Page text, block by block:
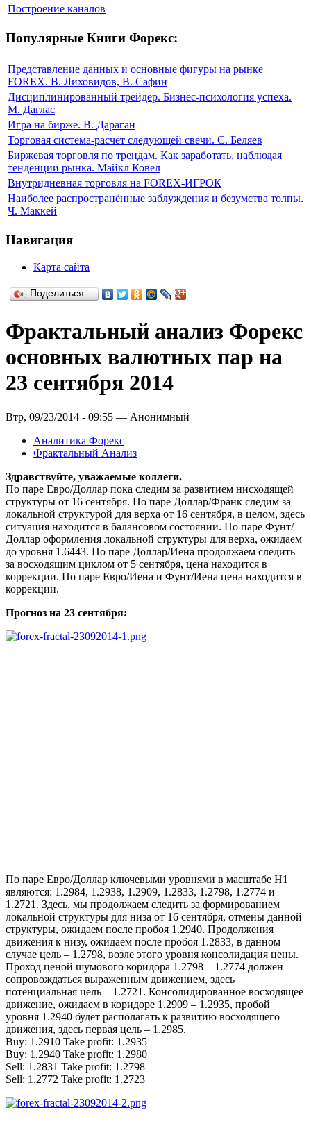
Построение каналов
Популярные Книги Форекс:
Представление данных и основные фигуры на рынке
FOREX. В. Лиховидов, В. Сафин
Дисциплинированный трейдер. Бизнес-психология успеха.
М. Даглас
Игра на бирже. В. Дараган
Торговая система-расчёт следующей свечи. С. Беляев
Биржевая торговля по трендам. Как заработать, наблюдая
тенденции рынка. Майкл Ковел
Внутридневная торговля на FOREX-ИГРОК
Наиболее распространённые заблуждения и безумства толпы.
Ч. Маккей
Навигация
Карта сайта
Поделиться…
Фрактальный анализ Форекс
основных валютных пар на
23 сентября 2014
Втр, 09/23/2014 - 09:55 — Анонимный
Аналитика Форекс |
Фрактальный Анализ
Здравствуйте, уважаемые коллеги.
По паре Евро/Доллар пока следим за развитием нисходящей
структуры от 16 сентября. По паре Доллар/Франк следим за
локальной структурой для верха от 16 сентября, в целом, здесь
ситуация находится в балансовом состоянии. По паре Фунт/
Доллар оформления локальной структуры для верха, ожидаем
до уровня 1.6443. По паре Доллар/Иена продолжаем следить
за восходящим циклом от 5 сентября, цена находится в
коррекции. По паре Евро/Иена и Фунт/Иена цена находится в
коррекции.
Прогноз на 23 сентября:
По паре Евро/Доллар ключевыми уровнями в масштабе Н1
являются: 1.2984, 1.2938, 1.2909, 1.2833, 1.2798, 1.2774 и
1.2721. Здесь, мы продолжаем следить за формированием
локальной структуры для низа от 16 сентября, отмены данной
структуры, ожидаем после пробоя 1.2940. Продолжения
движения к низу, ожидаем после пробоя 1.2833, в данном
случае цель – 1.2798, возле этого уровня консолидация цены.
Проход ценой шумового коридора 1.2798 – 1.2774 должен
сопровождаться выраженным движением, здесь
потенциальная цель – 1.2721. Консолидированное восходящее
движение, ожидаем в коридоре 1.2909 – 1.2935, пробой
уровня 1.2940 будет располагать к развитию восходящего
движения, здесь первая цель – 1.2985.
Buy: 1.2910 Take profit: 1.2935
Buy: 1.2940 Take profit: 1.2980
Sell: 1.2831 Take profit: 1.2798
Sell: 1.2772 Take profit: 1.2723